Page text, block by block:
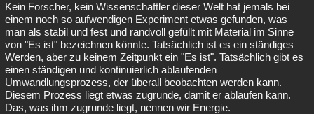
Kein Forscher, kein Wissenschaftler dieser Welt hat jemals bei
einem noch so aufwendigen Experiment etwas gefunden, was
man als stabil und fest und randvoll gefüllt mit Material im Sinne
von "Es ist" bezeichnen könnte. Tatsächlich ist es ein ständiges
Werden, aber zu keinem Zeitpunkt ein "Es ist". Tatsächlich gibt es
einen ständigen und kontinuierlich ablaufenden
Umwandlungsprozess, der überall beobachten werden kann.
Diesem Prozess liegt etwas zugrunde, damit er ablaufen kann.
Das, was ihm zugrunde liegt, nennen wir Energie.